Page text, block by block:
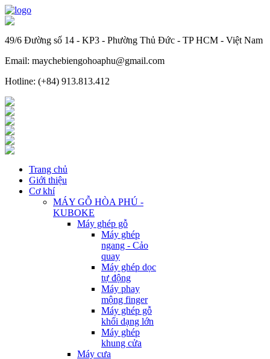
49/6 Đường số 14 - KP3 - Phường Thủ Đức - TP HCM - Việt Nam
Email: maychebiengohoaphu@gmail.com
Hotline: (+84) 913.813.412
Trang chủ
Giới thiệu
Cơ khí
MÁY GỖ HÒA PHÚ -
KUBOKE
Máy ghép gỗ
Máy ghép
ngang - Cảo
quay
Máy ghép dọc
tự động
Máy phay
mộng finger
Máy ghép gỗ
khối dạng lớn
Máy ghép
khung cửa
Máy cưa